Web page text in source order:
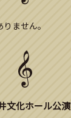
ません。
文化ホール公演